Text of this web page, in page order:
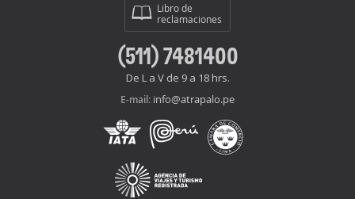
Libro de
reclamaciones
(511) 7481400
De L a V de 9 a 18 hrs.
E-mail: info@atrapalo.pe